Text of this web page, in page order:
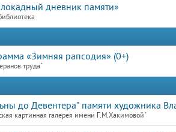
дневник памяти»
«Зимняя рапсодия» (0+)
труда"
до Девентера" памяти художника
картинная галерея имени Г.М.Хакимовой"